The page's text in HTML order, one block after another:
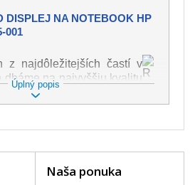
DISPLEJ NA NOTEBOOK HP
001
z najdôležitejších častí v
dbáme na najvyššiu kvalitu
dielu. Slúži k
či obrazu v rôznej
Medzi najčastejšie
prasklinu alebo
Úplný popis
Naša ponuka